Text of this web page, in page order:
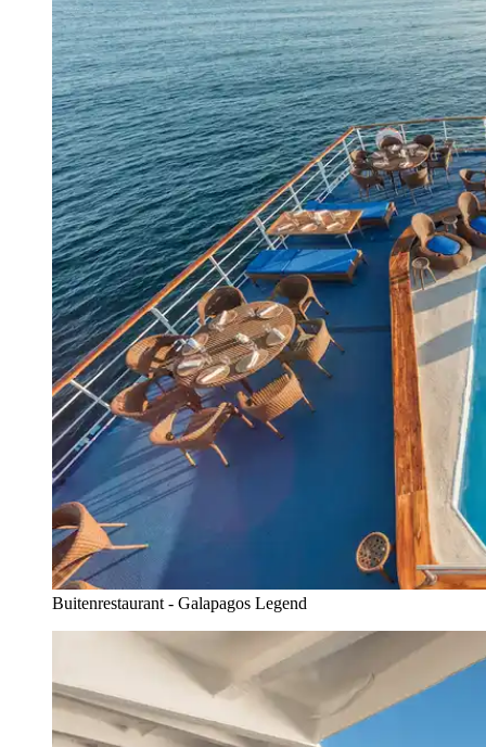
Buitenrestaurant - Galapagos Legend